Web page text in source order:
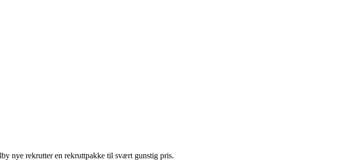
nye rekrutter en rekruttpakke til svært gunstig pris.